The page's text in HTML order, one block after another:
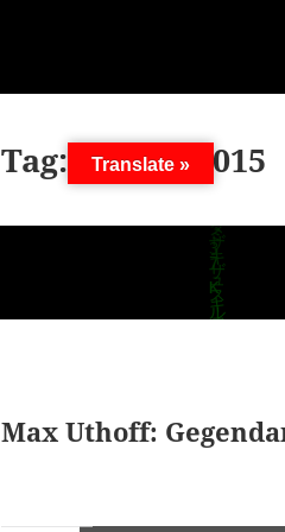
Tag: 13. Juli 2015
Max Uthoff:
Translate »